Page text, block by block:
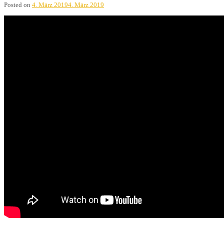
Posted on 4. März 20194. März 2019